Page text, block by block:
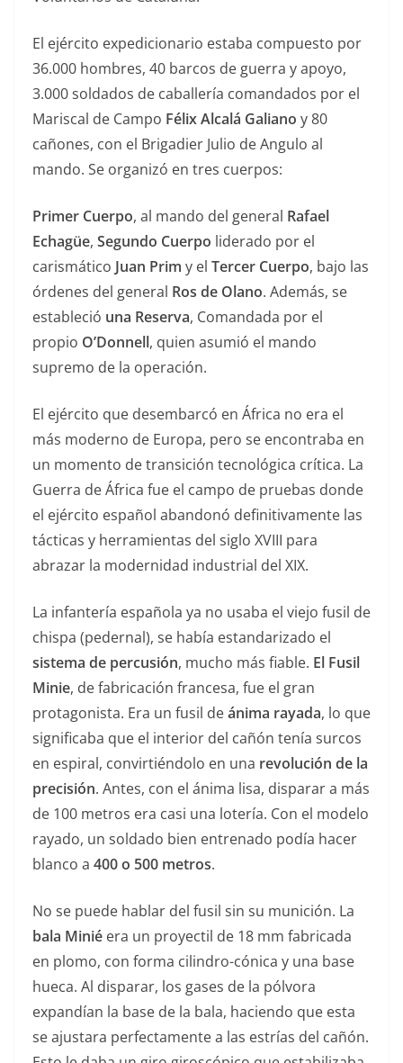
El ejército expedicionario estaba compuesto por
36.000 hombres, 40 barcos de guerra y apoyo,
3.000 soldados de caballería comandados por el
Mariscal de Campo Félix Alcalá Galiano y 80
cañones, con el Brigadier Julio de Angulo al
mando. Se organizó en tres cuerpos:
Primer Cuerpo, al mando del general Rafael
Echagüe, Segundo Cuerpo liderado por el
carismático Juan Prim y el Tercer Cuerpo, bajo las
órdenes del general Ros de Olano. Además, se
estableció una Reserva, Comandada por el
propio O’Donnell, quien asumió el mando
supremo de la operación.
El ejército que desembarcó en África no era el
más moderno de Europa, pero se encontraba en
un momento de transición tecnológica crítica. La
Guerra de África fue el campo de pruebas donde
el ejército español abandonó definitivamente las
tácticas y herramientas del siglo XVIII para
abrazar la modernidad industrial del XIX.
La infantería española ya no usaba el viejo fusil de
chispa (pedernal), se había estandarizado el
sistema de percusión, mucho más fiable. El Fusil
Minie, de fabricación francesa, fue el gran
protagonista. Era un fusil deánima rayada, lo que
significaba que el interior del cañón tenía surcos
en espiral, convirtiéndolo en una revolución de la
precisión. Antes, con el ánima lisa, disparar a más
de 100 metros era casi una lotería. Con el modelo
rayado, un soldado bien entrenado podía hacer
blanco a 400 o 500 metros.
No se puede hablar del fusil sin su munición. La
bala Minié era un proyectil de 18 mm fabricada
en plomo, con forma cilindro-cónica y una base
hueca. Al disparar, los gases de la pólvora
expandían la base de la bala, haciendo que esta
se ajustara perfectamente a las estrías del cañón.